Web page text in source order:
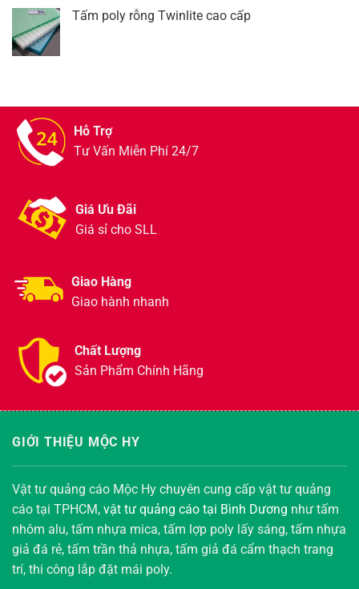
Tấm poly rỗng Twinlite cao cấp
Hỗ Trợ
Tư Vấn Miễn Phí 24/7
Giá Ưu Đãi
Giá sỉ cho SLL
Giao Hàng
Giao hành nhanh
Chất Lượng
Sản Phẩm Chính Hãng
GIỚI THIỆU MỘC HY
Vật tư quảng cáo Mộc Hy chuyên cung cấp vật tư quảng
cáo tại TPHCM, vật tư quảng cáo tại Bình Dương như tấm
nhôm alu, tấm nhựa mica, tấm lợp poly lấy sáng, tấm nhựa
giả đá rẻ, tấm trần thả nhựa, tấm giả đá cẩm thạch trang
trí, thi công lắp đặt mái poly.